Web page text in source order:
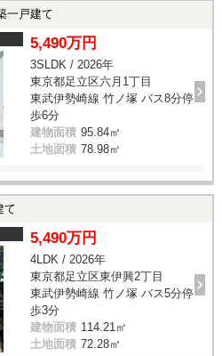
一戸建て
5,490万円
3SLDK / 2026年
東京都足立区六月1丁目
東武伊勢崎線 竹ノ塚 バス8分停
歩6分
建物面積 95.84㎡
土地面積 78.98㎡
て
5,490万円
4LDK / 2026年
東京都足立区東伊興2丁目
東武伊勢崎線 竹ノ塚 バス5分停
歩3分
建物面積 114.21㎡
土地面積 72.28㎡